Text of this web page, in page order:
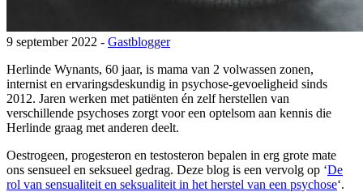
9 september 2022 - Gastblogger
Herlinde Wynants, 60 jaar, is mama van 2 volwassen zonen,
internist en ervaringsdeskundig in psychose-gevoeligheid sinds
2012. Jaren werken met patiënten én zelf herstellen van
verschillende psychoses zorgt voor een optelsom aan kennis die
Herlinde graag met anderen deelt.
Oestrogeen, progesteron en testosteron bepalen in erg grote mate
ons sensueel en seksueel gedrag. Deze blog is een vervolg op ‘De
rol van sensualiteit en seksualiteit in het herstel van een psychose‘.